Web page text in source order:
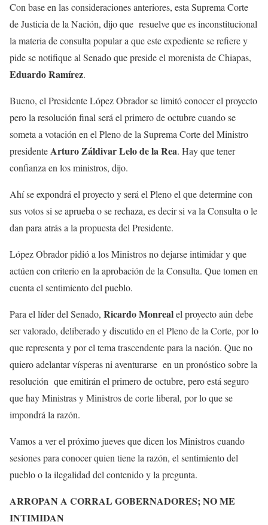
Con base en las consideraciones anteriores, esta Suprema Corte
de Justicia de la Nación, dijo que resuelve que es inconstitucional
la materia de consulta popular a que este expediente se refiere y
pide se notifique al Senado que preside el morenista de Chiapas,
Eduardo Ramírez.
Bueno, el Presidente López Obrador se limitó conocer el proyecto
pero la resolución final será el primero de octubre cuando se
someta a votación en el Pleno de la Suprema Corte del Ministro
presidenteArturo Záldivar Lelo de la Rea. Hay que tener
confianza en los ministros, dijo.
Ahí se expondrá el proyecto y será el Pleno el que determine con
sus votos si se aprueba o se rechaza, es decir si va la Consulta o le
dan para atrás a la propuesta del Presidente.
López Obrador pidió a los Ministros no dejarse intimidar y que
actúen con criterio en la aprobación de la Consulta. Que tomen en
cuenta el sentimiento del pueblo.
Para el líder del Senado, Ricardo Monrealel proyecto aún debe
ser valorado, deliberado y discutido en el Pleno de la Corte, por lo
que representa y por el tema trascendente para la nación. Que no
quiero adelantar vísperas ni aventurarse en un pronóstico sobre la
resolución que emitirán el primero de octubre, pero está seguro
que hay Ministras y Ministros de corte liberal, por lo que se
impondrá la razón.
Vamos a ver el próximo jueves que dicen los Ministros cuando
sesiones para conocer quien tiene la razón, el sentimiento del
pueblo o la ilegalidad del contenido y la pregunta.
ARROPAN A CORRAL GOBERNADORES; NO ME
INTIMIDAN